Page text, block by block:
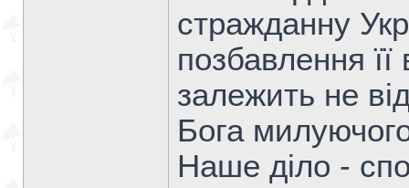
стражданну
позбавлення
залежить не
Бога
Наше діло -